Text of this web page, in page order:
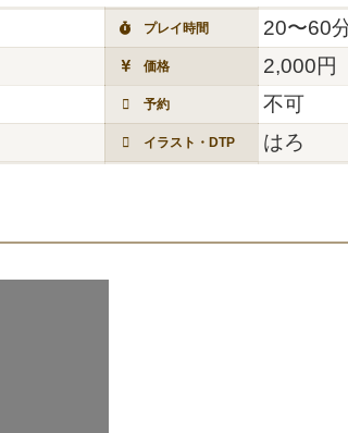
プレイ時間 20〜60
価格 2,000円
予約 不可
イラスト・DTP はろ